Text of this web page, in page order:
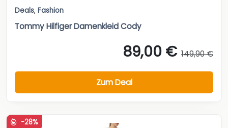
Deals, Fashion
Tommy Hilfiger Damenkleid Cody
89,00 € 149,90 €
Zum Deal
-28%